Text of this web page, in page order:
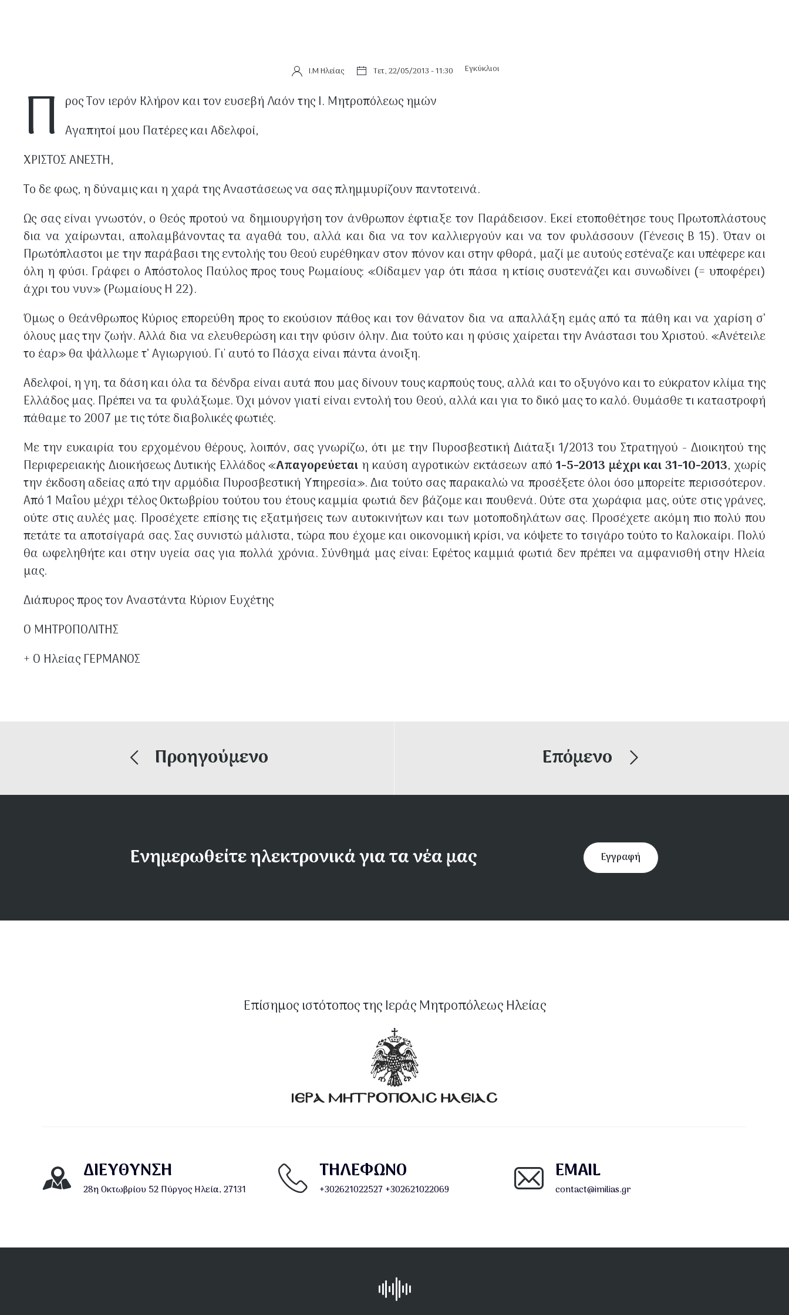
Ι.Μ Ηλείας Τετ, 22/05/2013 - 11:30 Εγκύκλιοι
Π ρος Τον ιερόν Κλήρον και τον ευσεβή Λαόν της Ι. Μητροπόλεως ημών
Αγαπητοί μου Πατέρες και Αδελφοί,
ΧΡΙΣΤΟΣ ΑΝΕΣΤΗ,
Το δε φως, η δύναμις και η χαρά της Αναστάσεως να σας πλημμυρίζουν παντοτεινά.
Ως σας είναι γνωστόν, ο Θεός προτού να δημιουργήση τον άνθρωπον έφτιαξε τον Παράδεισον. Εκεί ετοποθέτησε τους Πρωτοπλάστους
δια να χαίρωνται, απολαμβάνoντας τα αγαθά του, αλλά και δια να τον καλλιεργούν και να τον φυλάσσουν (Γένεσις Β 15). Όταν οι
Πρωτόπλαστοι με την παράβασι της εντολής του Θεού ευρέθηκαν στον πόνον και στην φθορά, μαζί με αυτούς εστέναζε και υπέφερε και
όλη η φύσι. Γράφει ο Απόστολος Παύλος προς τους Ρωμαίους: «Οίδαμεν γαρ ότι πάσα η κτίσις συστενάζει και συνωδίνει (= υποφέρει)
άχρι του νυν» (Ρωμαίους Η 22).
Όμως ο Θεάνθρωπος Κύριος επορεύθη προς το εκούσιον πάθος και τον θάνατον δια να απαλλάξη εμάς από τα πάθη και να χαρίση σ’
όλους μας την ζωήν. Αλλά δια να ελευθερώση και την φύσιν όλην. Δια τούτο και η φύσις χαίρεται την Ανάστασι του Χριστού. «Ανέτειλε
το έαρ» θα ψάλλωμε τ’ Αγιωργιού. Γι' αυτό το Πάσχα είναι πάντα άνοιξη.
Αδελφοί, η γη, τα δάση και όλα τα δένδρα είναι αυτά που μας δίνουν τους καρπούς τους, αλλά και το οξυγόνο και το εύκρατον κλίμα της
Ελλάδος μας. Πρέπει να τα φυλάξωμε. Όχι μόνον γιατί είναι εντολή του Θεού, αλλά και για το δικό μας το καλό. Θυμάσθε τι καταστροφή
πάθαμε το 2007 με τις τότε διαβολικές φωτιές.
Με την ευκαιρία του ερχομένου θέρους, λοιπόν, σας γνωρίζω, ότι με την Πυροσβεστική Διάταξι 1/2013 του Στρατηγού - Διοικητού της
Περιφερειακής Διοικήσεως Δυτικής Ελλάδος «Απαγορεύεται η καύση αγροτικών εκτάσεων από 1-5-2013 μέχρι και 31-10-2013, χωρίς
την έκδοση αδείας από την αρμόδια Πυροσβεστική Υπηρεσία». Δια τούτο σας παρακαλώ να προσέξετε όλοι όσο μπορείτε περισσότερον.
Από 1 Μαΐου μέχρι τέλος Οκτωβρίου τούτου του έτους καμμία φωτιά δεν βάζομε και πουθενά. Ούτε στα χωράφια μας, ούτε στις γράνες,
ούτε στις αυλές μας. Προσέχετε επίσης τις εξατμήσεις των αυτοκινήτων και των μοτοποδηλάτων σας. Προσέχετε ακόμη πιο πολύ που
πετάτε τα αποτσίγαρά σας. Σας συνιστώ μάλιστα, τώρα που έχομε και οικονομική κρίσι, να κόψετε το τσιγάρο τούτο το Καλοκαίρι. Πολύ
θα ωφεληθήτε και στην υγεία σας για πολλά χρόνια. Σύνθημά μας είναι: Εφέτος καμμιά φωτιά δεν πρέπει να αμφανισθή στην Ηλεία
μας.
Διάπυρος προς τον Αναστάντα Κύριον Ευχέτης
Ο ΜΗΤΡΟΠΟΛΙΤΗΣ
+ Ο Ηλείας ΓΕΡΜΑΝΟΣ
Προηγούμενο Επόμενο
Ενημερωθείτε ηλεκτρονικά για τα νέα μας Εγγραφή
Επίσημος ιστότοπος της Ιεράς Μητροπόλεως Ηλείας
ΔΙΕΎΘΥΝΣΗ
28η Οκτωβρίου 52 Πύργος Ηλεία, 27131
ΤΗΛΕΦΩΝΟ
+302621022527 +302621022069
EMAIL
contact@imilias.gr